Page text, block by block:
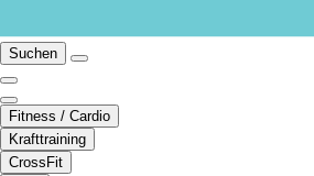
Suchen
Fitness / Cardio
Krafttraining
CrossFit